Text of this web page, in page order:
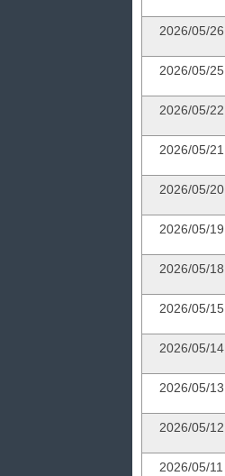
2026/05/26
2026/05/25
2026/05/22
2026/05/21
2026/05/20
2026/05/19
2026/05/18
2026/05/15
2026/05/14
2026/05/13
2026/05/12
2026/05/11